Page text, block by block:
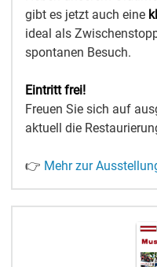
gibt es jetzt auch eine
ideal als
spontanen Besuch.
Eintritt frei!
Freuen Sie sich auf
aktuell die
👉 Mehr zur